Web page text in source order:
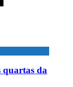
quartas da